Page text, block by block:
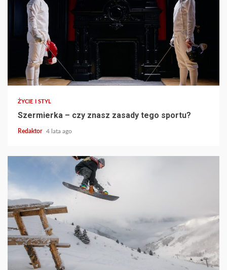
ŻYCIE I STYL
Szermierka – czy znasz zasady tego sportu?
Redaktor 4 lata ago